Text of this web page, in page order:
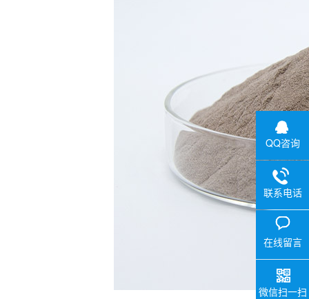
QQ咨询
联系电话
在线留言
微信扫一扫